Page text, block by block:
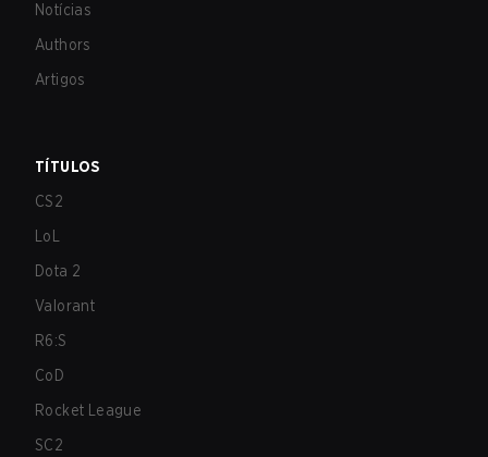
Notícias
Authors
Artigos
TÍTULOS
CS2
LoL
Dota 2
Valorant
R6:S
CoD
Rocket League
SC2